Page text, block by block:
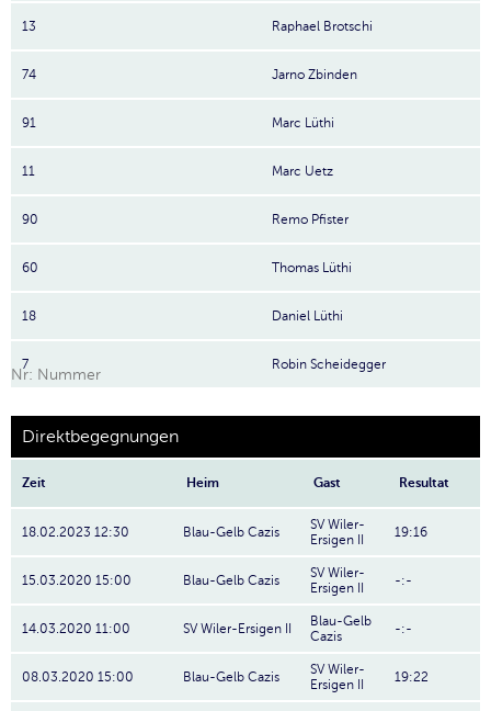
13 Raphael Brotschi
74 Jarno Zbinden
91 Marc Lüthi
11 Marc Uetz
90 Remo Pfister
60 Thomas Lüthi
18 Daniel Lüthi
7 Robin Scheidegger
Nr: Nummer
Direktbegegnungen
Zeit Heim Gast Resultat
18.02.2023 12:30 Blau-Gelb Cazis
SV Wiler-
Ersigen II
19:16
15.03.2020 15:00 Blau-Gelb Cazis
SV Wiler-
Ersigen II
-:-
14.03.2020 11:00 SV Wiler-Ersigen II
Blau-Gelb
Cazis
-:-
08.03.2020 15:00 Blau-Gelb Cazis
SV Wiler-
Ersigen II
19:22